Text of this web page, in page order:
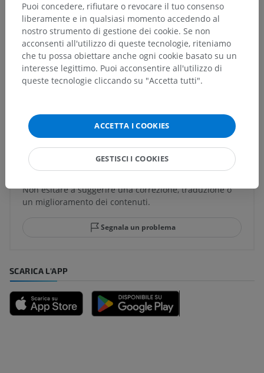
Strutture sottostanti:
Formazione reticolare pontina paramediana
Nucleo interposito del raphe
Traduzioni
Hai notato un errore?
Non esitare a suggerire una correzione, traduzione o
un miglioramento dei contenuti.
Segnala un problema
SCARICA L'APP
Puoi concedere, rifiutare o revocare il tuo consenso
liberamente e in qualsiasi momento accedendo al
nostro strumento di gestione dei cookie. Se non
acconsenti all'utilizzo di queste tecnologie, riteniamo
che tu possa obiettare anche ogni cookie basato su un
interesse legittimo. Puoi acconsentire all'utilizzo di
queste tecnologie cliccando su "Accetta tutti".
ACCETTA I COOKIES
GESTISCI I COOKIES